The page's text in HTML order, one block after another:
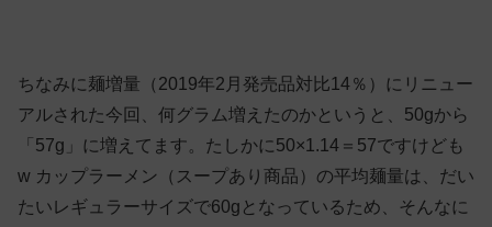
ちなみに麺増量（2019年2月発売品対比14％）にリニュー
アルされた今回、何グラム増えたのかというと、50gから
「57g」に増えてます。たしかに50×1.14＝57ですけども
w カップラーメン（スープあり商品）の平均麺量は、だい
たいレギュラーサイズで60gとなっているため、そんなに